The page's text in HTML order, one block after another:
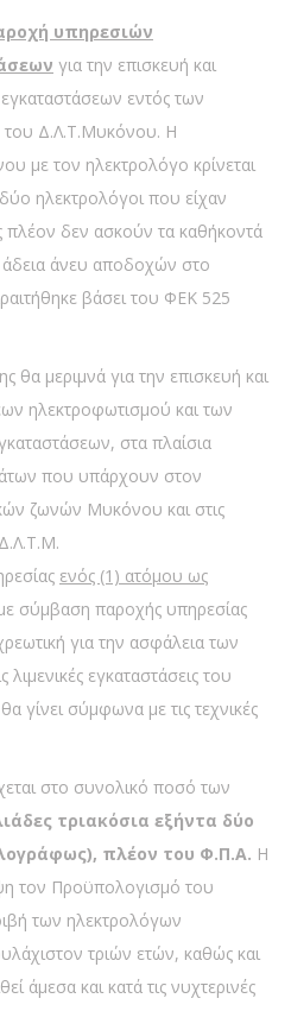
υπηρεσιών
για την επισκευή και
εντός των
του Δ.Λ.Τ.Μυκόνου. Η
με τον ηλεκτρολόγο κρίνεται
ηλεκτρολόγοι που είχαν
πλέον δεν ασκούν τα καθήκοντά
άδεια άνευ αποδοχών στο
βάσει του ΦΕΚ 525
θα μεριμνά για την επισκευή και
ηλεκτροφωτισμού και των
στα πλαίσια
που υπάρχουν στον
ζωνών Μυκόνου και στις
Δ.Λ.Τ.Μ.
ενός (1) ατόμου ως
σύμβαση παροχής υπηρεσίας
για την ασφάλεια των
εγκαταστάσεις του
γίνει σύμφωνα με τις τεχνικές
στο συνολικό ποσό των
τριακόσια εξήντα δύο
πλέον του Φ.Π.Α. Η
τον Προϋπολογισμό του
των ηλεκτρολόγων
τριών ετών, καθώς και
άμεσα και κατά τις νυχτερινές